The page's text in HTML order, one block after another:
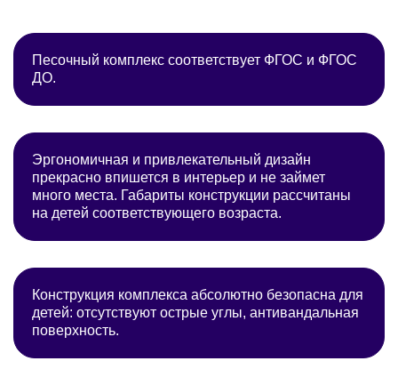
Песочный комплекс соответствует ФГОС и ФГОС
ДО.
Эргономичная и привлекательный дизайн
прекрасно впишется в интерьер и не займет
много места. Габариты конструкции рассчитаны
на детей соответствующего возраста.
Конструкция комплекса абсолютно безопасна для
детей: отсутствуют острые углы, антивандальная
поверхность.